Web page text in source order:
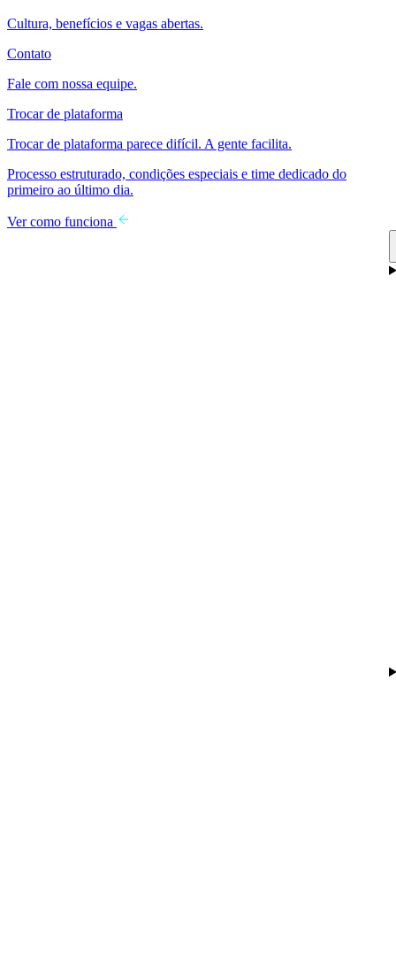
Cultura, benefícios e vagas abertas.
Contato
Fale com nossa equipe.
Trocar de plataforma
Trocar de plataforma parece difícil. A gente facilita.
Processo estruturado, condições especiais e time dedicado do
primeiro ao último dia.
Ver como funciona